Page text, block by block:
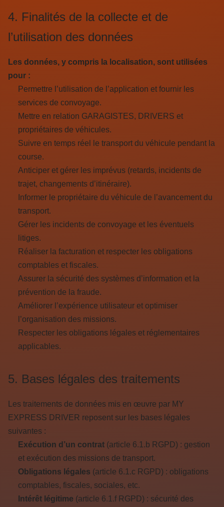
4. Finalités de la collecte et de
l’utilisation des données
Les données, y compris la localisation, sont utilisées
pour :
Permettre l’utilisation de l’application et fournir les
services de convoyage.
Mettre en relation GARAGISTES, DRIVERS et
propriétaires de véhicules.
Suivre en temps réel le transport du véhicule pendant la
course.
Anticiper et gérer les imprévus (retards, incidents de
trajet, changements d’itinéraire).
Informer le propriétaire du véhicule de l’avancement du
transport.
Gérer les incidents de convoyage et les éventuels
litiges.
Réaliser la facturation et respecter les obligations
comptables et fiscales.
Assurer la sécurité des systèmes d’information et la
prévention de la fraude.
Améliorer l’expérience utilisateur et optimiser
l’organisation des missions.
Respecter les obligations légales et réglementaires
applicables.
5. Bases légales des traitements
Les traitements de données mis en œuvre par MY
EXPRESS DRIVER reposent sur les bases légales
suivantes :
Exécution d’un contrat (article 6.1.b RGPD) : gestion
et exécution des missions de transport.
Obligations légales (article 6.1.c RGPD) : obligations
comptables, fiscales, sociales, etc.
Intérêt légitime (article 6.1.f RGPD) : sécurité des